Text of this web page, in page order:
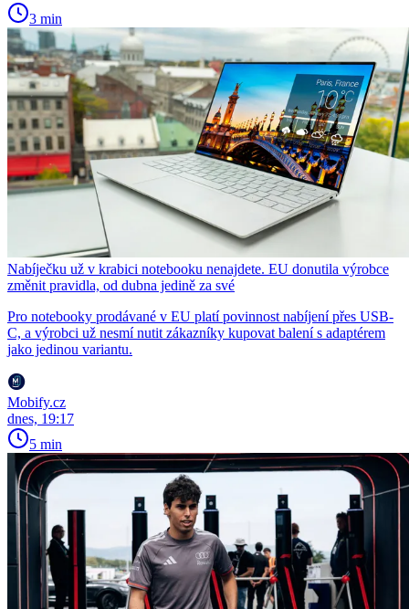
3 min
Nabíječku už v krabici notebooku nenajdete. EU donutila výrobce
změnit pravidla, od dubna jedině za své
Pro notebooky prodávané v EU platí povinnost nabíjení přes USB-
C, a výrobci už nesmí nutit zákazníky kupovat balení s adaptérem
jako jedinou variantu.
Mobify.cz
dnes, 19:17
5 min